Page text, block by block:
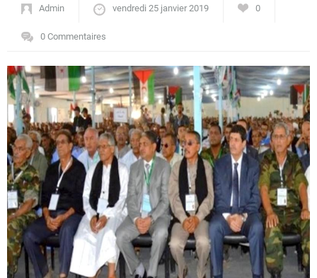
Actualités
Circuits touristiques
Tourisme
Régions
Hotels
Admin vendredi 25 janvier 2019 0
0 Commentaires